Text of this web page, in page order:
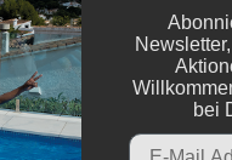
bei
Email